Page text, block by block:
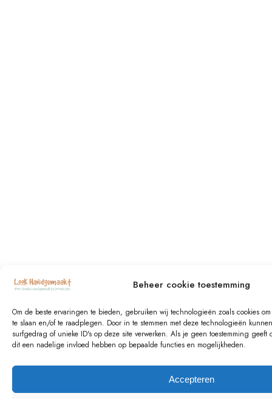
Beheer cookie toestemming
Om de beste ervaringen te bieden, gebruiken wij technologieën zoals cookies
te slaan en/of te raadplegen. Door in te stemmen met deze technologieën
surfgedrag of unieke ID's op deze site verwerken. Als je geen toestemming geeft
dit een nadelige invloed hebben op bepaalde functies en mogelijkheden.
Accepteren